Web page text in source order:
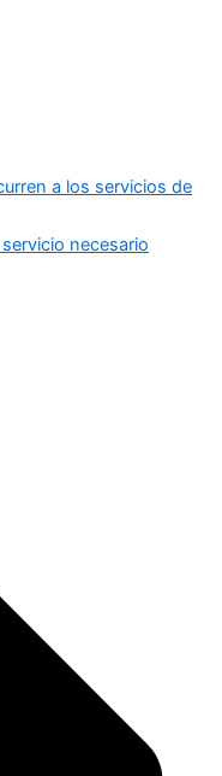
a los servicios de
necesario